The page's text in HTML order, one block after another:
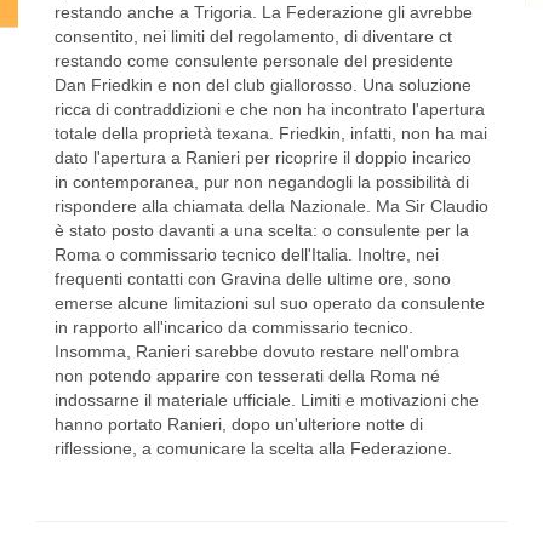
restando anche a Trigoria. La Federazione gli avrebbe
consentito, nei limiti del regolamento, di diventare ct
restando come consulente personale del presidente
Dan Friedkin e non del club giallorosso. Una soluzione
ricca di contraddizioni e che non ha incontrato l'apertura
totale della proprietà texana. Friedkin, infatti, non ha mai
dato l'apertura a Ranieri per ricoprire il doppio incarico
in contemporanea, pur non negandogli la possibilità di
rispondere alla chiamata della Nazionale. Ma Sir Claudio
è stato posto davanti a una scelta: o consulente per la
Roma o commissario tecnico dell'Italia. Inoltre, nei
frequenti contatti con Gravina delle ultime ore, sono
emerse alcune limitazioni sul suo operato da consulente
in rapporto all'incarico da commissario tecnico.
Insomma, Ranieri sarebbe dovuto restare nell'ombra
non potendo apparire con tesserati della Roma né
indossarne il materiale ufficiale. Limiti e motivazioni che
hanno portato Ranieri, dopo un'ulteriore notte di
riflessione, a comunicare la scelta alla Federazione.